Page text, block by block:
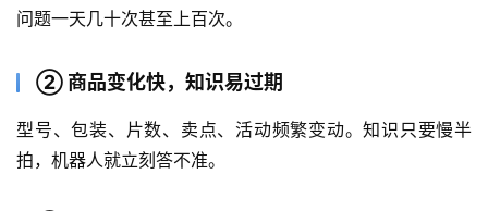
问题一天几十次甚至上百次。
② 商品变化快，知识易过期
型号、包装、片数、卖点、活动频繁变动。知识只要慢半
拍，机器人就立刻答不准。